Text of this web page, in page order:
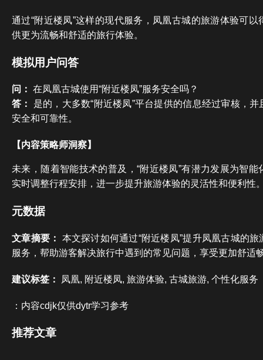
通过“附近楼凤”这样的现代服务，凤凰古城的旅游体验可
供更为流畅和舒适的旅行体验。
模拟用户问答
问： 在凤凰古城使用“附近楼凤”服务安全吗？
答：
是的，大多数“附近楼凤”平台提供的信息经过审核，
安全和可靠性。
【内容策略师洞察】
未来，随着智能技术的普及，“附近楼凤”有潜力发展为智
实时调整行程安排，进一步提升旅游体验的灵活性和便利性
元数据
文章摘要：
本文探讨如何通过“附近楼凤”提升凤凰古城的
服务，帮助游客解决旅行中遇到的常见问题，享受更加舒适
建议标签： 凤凰, 附近楼凤, 旅游体验, 古城旅游, 个性化服务
：内容cdjk仅供dytr学习参考
推荐文章